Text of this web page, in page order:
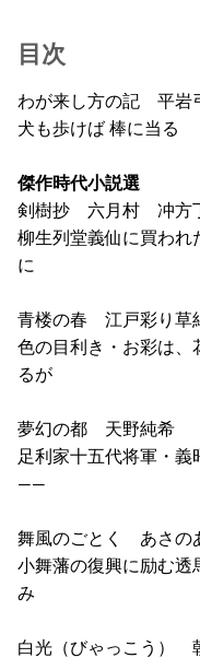
目次
わが来し方の記 平岩
犬も歩けば 棒に当る
傑作時代小説選
剣樹抄 六月村 冲方
柳生列堂義仙に買われ
に
青楼の春 江戸彩り草
色の目利き・お彩は、
るが
夢幻の都 天野純希
足利家十五代将軍・義
――
舞風のごとく あさの
小舞藩の復興に励む透
み
白光（びゃっこう）